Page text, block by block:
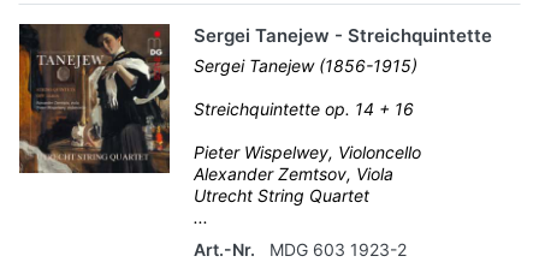
Sergei Tanejew - Streichquintette
Sergei Tanejew (1856-1915)
Streichquintette op. 14 + 16
Pieter Wispelwey, Violoncello
Alexander Zemtsov, Viola
Utrecht String Quartet
...
Art.-Nr.
MDG 603 1923-2